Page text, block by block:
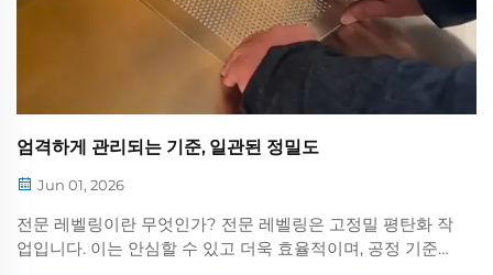
엄격하게 관리되는 기준, 일관된 정밀도
Jun 01, 2026
전문 레벨링이란 무엇인가? 전문 레벨링은 고정밀 평탄화 작
업입니다. 이는 안심할 수 있고 더욱 효율적이며, 공정 기준을